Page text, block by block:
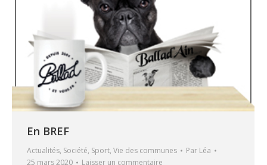
En BREF
Actualités, Société, Sport, Vie des communes Par Léa
25 mars 2020
Laisser un commentaire